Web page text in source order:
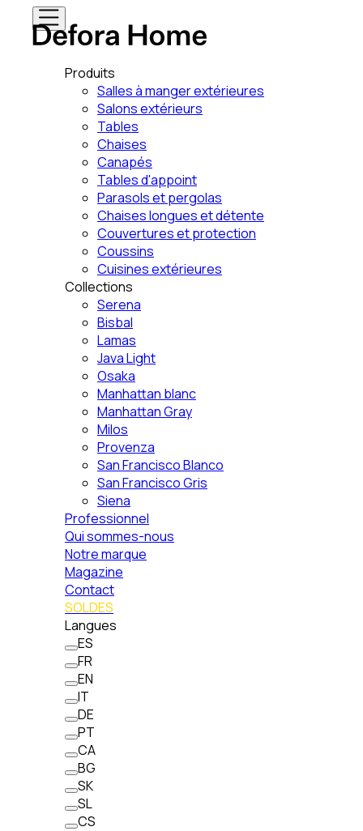
Produits
Salles à manger extérieures
Salons extérieurs
Tables
Chaises
Canapés
Tables d'appoint
Parasols et pergolas
Chaises longues et détente
Couvertures et protection
Coussins
Cuisines extérieures
Collections
Serena
Bisbal
Lamas
Java Light
Osaka
Manhattan blanc
Manhattan Gray
Milos
Provenza
San Francisco Blanco
San Francisco Gris
Siena
Professionnel
Qui sommes-nous
Notre marque
Magazine
Contact
SOLDES
Langues
ES
FR
EN
IT
DE
PT
CA
BG
SK
SL
CS